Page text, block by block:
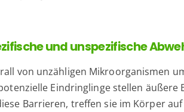
und unspezifische
von unzähligen Mikroorganismen
Eindringlinge stellen
Barrieren, treffen sie im Körper